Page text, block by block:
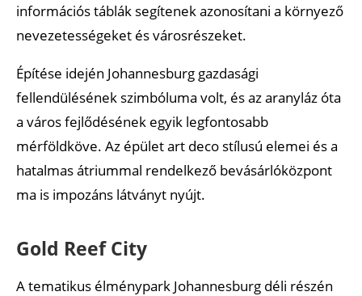
információs táblák segítenek azonosítani a környező
nevezetességeket és városrészeket.
Építése idején Johannesburg gazdasági
fellendülésének szimbóluma volt, és az aranyláz óta
a város fejlődésének egyik legfontosabb
mérföldköve. Az épület art deco stílusú elemei és a
hatalmas átriummal rendelkező bevásárlóközpont
ma is impozáns látványt nyújt.
Gold Reef City
A tematikus élménypark Johannesburg déli részén